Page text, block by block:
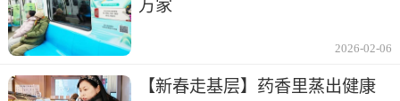
万家
2026-02-06
【新春走基层】药香里蒸出健康